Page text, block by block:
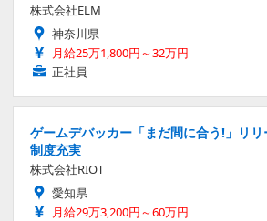
株式会社ELM
神奈川県
月給25万1,800円～32万円
正社員
ゲームデバッカー「まだ間に合う!」リ
制度充実
株式会社RIOT
愛知県
月給29万3,200円～60万円